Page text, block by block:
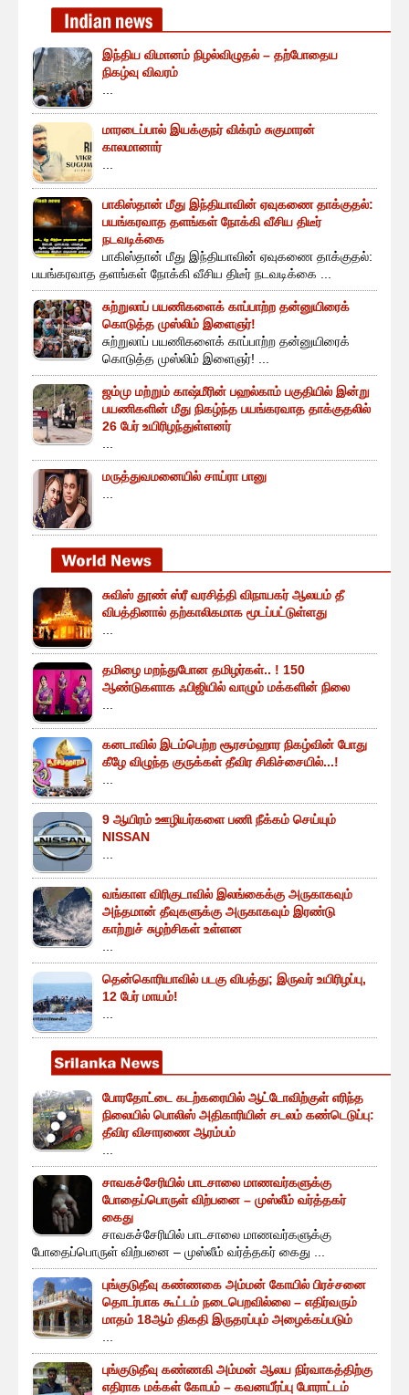
இந்திய விமானம் நிழல்விழுதல் – தற்போதைய
நிகழ்வு விவரம்
மாரடைப்பால் இயக்குநர் விக்ரம் சுகுமாரன்
காலமானார்
பாகிஸ்தான் மீது இந்தியாவின் ஏவுகணை தாக்குதல்:
பயங்கரவாத தளங்கள் நோக்கி வீசிய திடீர்
நடவடிக்கை
பாகிஸ்தான் மீது இந்தியாவின் ஏவுகணை தாக்குதல்:
பயங்கரவாத தளங்கள் நோக்கி வீசிய திடீர் நடவடிக்கை ...
சுற்றுலாப் பயணிகளைக் காப்பாற்ற தன்னுயிரைக்
கொடுத்த முஸ்லிம் இளைஞர்!
சுற்றுலாப் பயணிகளைக் காப்பாற்ற தன்னுயிரைக்
கொடுத்த முஸ்லிம் இளைஞர்! ...
ஜம்மு மற்றும் காஷ்மீரின் பஹல்காம் பகுதியில் இன்று
பயணிகளின் மீது நிகழ்ந்த பயங்கரவாத தாக்குதலில்
26 பேர் உயிரிழந்துள்ளனர்
மருத்துவமனையில் சாய்ரா பானு
சுவிஸ் தூண் ஸ்ரீ வரசித்தி விநாயகர் ஆலயம் தீ
விபத்தினால் தற்காலிகமாக மூடப்பட்டுள்ளது
தமிழை மறந்துபோன தமிழர்கள்.. ! 150
ஆண்டுகளாக ஃபிஜியில் வாழும் மக்களின் நிலை
கனடாவில் இடம்பெற்ற சூரசம்ஹார நிகழ்வின் போது
கீழே விழுந்த குருக்கள் தீவிர சிகிச்சையில்...!
9 ஆயிரம் ஊழியர்களை பணி நீக்கம் செய்யும்
NISSAN
வங்காள விரிகுடாவில் இலங்கைக்கு அருகாகவும்
அந்தமான் தீவுகளுக்கு அருகாகவும் இரண்டு
காற்றுச் சுழற்சிகள் உள்ளன
தென்கொரியாவில் படகு விபத்து; இருவர் உயிரிழப்பு,
12 பேர் மாயம்!
போரதோட்டை கடற்கரையில் ஆட்டோவிற்குள் எரிந்த
நிலையில் பொலிஸ் அதிகாரியின் சடலம் கண்டெடுப்பு:
தீவிர விசாரணை ஆரம்பம்
சாவகச்சேரியில் பாடசாலை மாணவர்களுக்கு
போதைப்பொருள் விற்பனை – முஸ்லீம் வர்த்தகர்
கைது
சாவகச்சேரியில் பாடசாலை மாணவர்களுக்கு
போதைப்பொருள் விற்பனை – முஸ்லீம் வர்த்தகர் கைது ...
புங்குடுதீவு கண்ணகை அம்மன் கோயில் பிரச்சனை
தொடர்பாக கூட்டம் நடைபெறவில்லை – எதிர்வரும்
மாதம் 18ஆம் திகதி இருதரப்பும் அழைக்கப்படும்
புங்குடுதீவு கண்ணகி அம்மன் ஆலய நிர்வாகத்திற்கு
எதிராக மக்கள் கோபம் – கவனயீர்ப்பு போராட்டம்